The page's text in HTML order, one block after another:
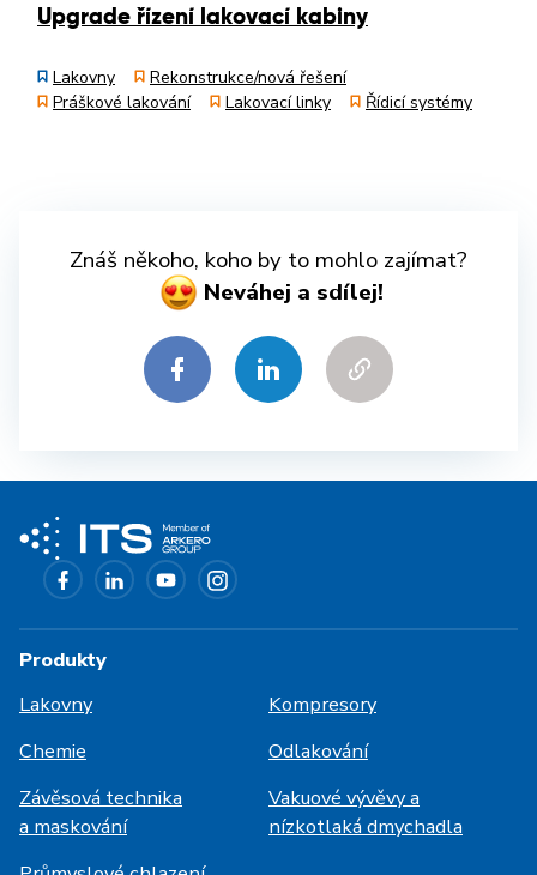
Upgrade řízení lakovací kabiny
Lakovny
Rekonstrukce/nová řešení
Práškové lakování
Lakovací linky Řídicí systémy
Znáš někoho, koho by to mohlo zajímat?
Neváhej a sdílej!
Produkty
Lakovny
Kompresory
Chemie
Odlakování
Závěsová technika
a maskování
Vakuové vývěvy a
nízkotlaká dmychadla